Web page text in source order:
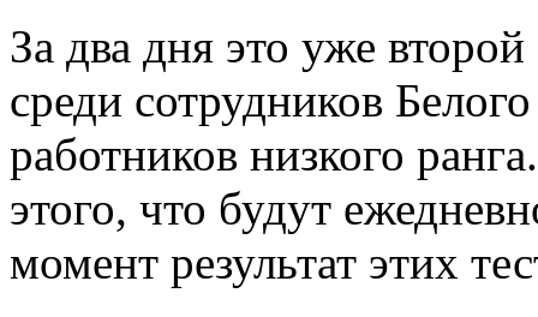
За два дня это уже
среди сотрудников
работников низкого
этого, что будут
момент результат этих